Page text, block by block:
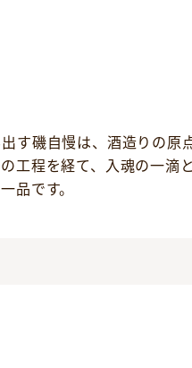
す磯自慢は、酒造りの原
工程を経て、入魂の一滴
品です。